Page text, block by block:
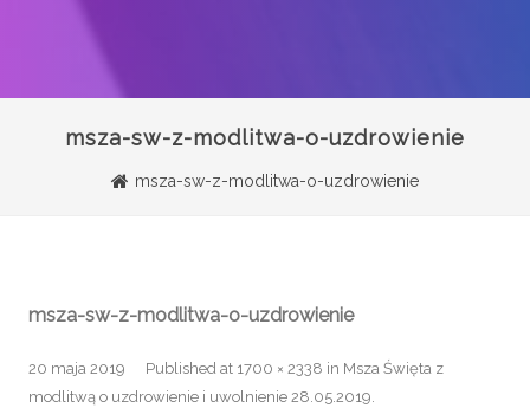
msza-sw-z-modlitwa-o-uzdrowienie
msza-sw-z-modlitwa-o-uzdrowienie
msza-sw-z-modlitwa-o-uzdrowienie
Published
20 maja 2019 at 1700 × 2338 in Msza Święta z
modlitwą o uzdrowienie i uwolnienie 28.05.2019